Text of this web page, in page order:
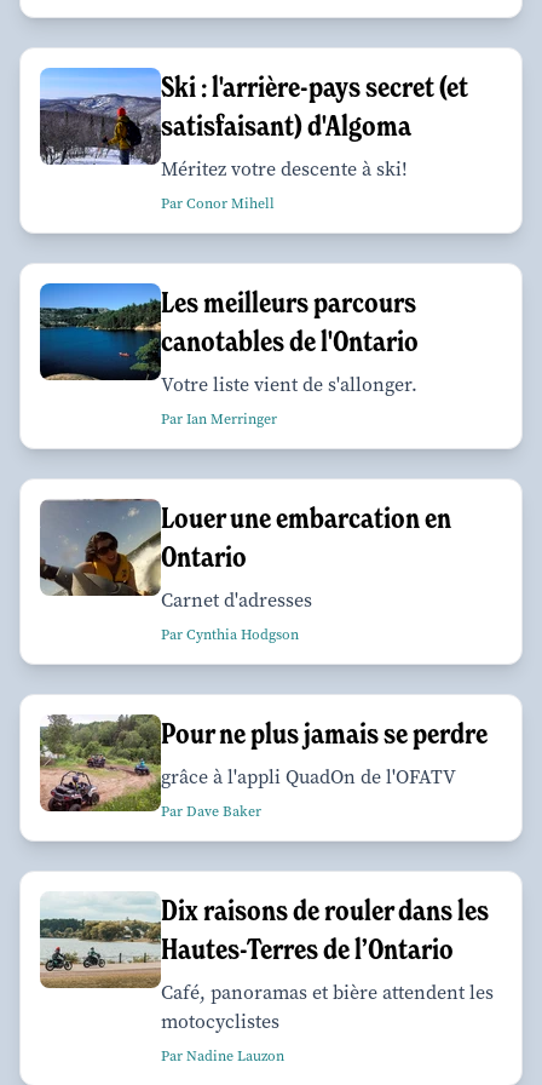
Ski : l'arrière-pays secret (et
satisfaisant) d'Algoma
Méritez votre descente à ski!
Par Conor Mihell
Les meilleurs parcours
canotables de l'Ontario
Votre liste vient de s'allonger.
Par Ian Merringer
Louer une embarcation en
Ontario
Carnet d'adresses
Par Cynthia Hodgson
Pour ne plus jamais se perdre
grâce à l'appli QuadOn de l'OFATV
Par Dave Baker
Dix raisons de rouler dans les
Hautes-Terres de l’Ontario
Café, panoramas et bière attendent les
motocyclistes
Par Nadine Lauzon